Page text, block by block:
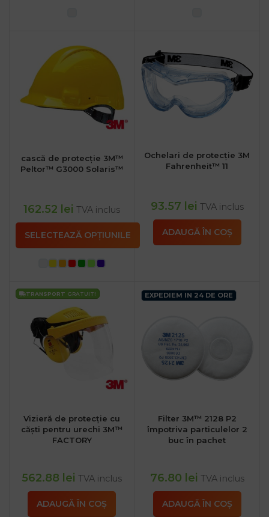
cască de protecție 3M™
Peltor™ G3000 Solaris™
162.52 lei TVA inclus
SELECTEAZĂ OPȚIUNILE
Ochelari de protecție 3M
Fahrenheit™ 11
93.57 lei TVA inclus
ADAUGĂ ÎN COȘ
TRANSPORT GRATUIT!
Vizieră de protecție cu
căști pentru urechi 3M™
FACTORY
562.88 lei TVA inclus
ADAUGĂ ÎN COȘ
EXPEDIEM IN 24 DE ORE
Filter 3M™ 2128 P2
împotriva particulelor 2
buc în pachet
76.80 lei TVA inclus
ADAUGĂ ÎN COȘ